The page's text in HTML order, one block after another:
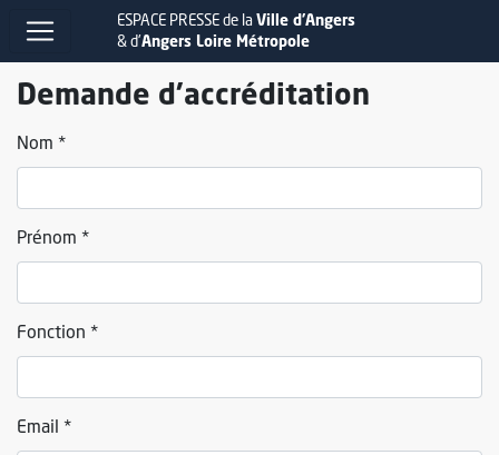
ESPACE PRESSE de la Ville d'Angers
& d'Angers Loire Métropole
Demande d'accréditation
Nom *
Prénom *
Fonction *
Email *